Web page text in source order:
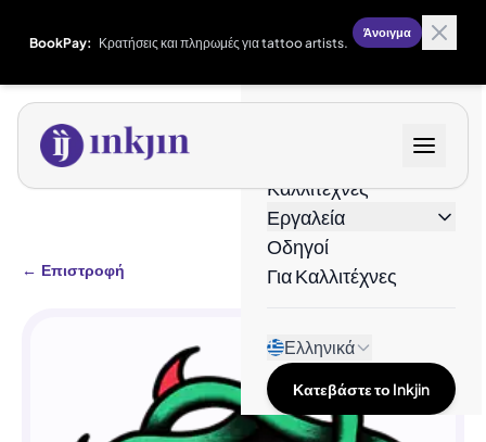
BookPay: Κρατήσεις και πληρωμές για tattoo artists.
Άνοιγμα
Καλλιτέχνες
Εργαλεία
Οδηγοί
Για Καλλιτέχνες
Ελληνικά
Κατεβάστε το Inkjin
← Επιστροφή